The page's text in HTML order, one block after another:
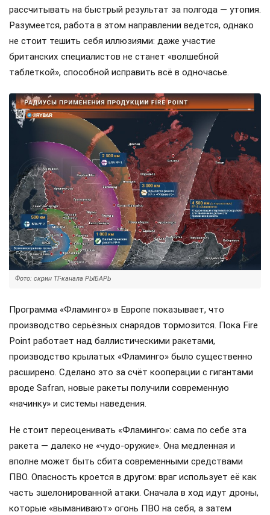
рассчитывать на быстрый результат за полгода — утопия.
Разумеется, работа в этом направлении ведется, однако
не стоит тешить себя иллюзиями: даже участие
британских специалистов не станет «волшебной
таблеткой», способной исправить всё в одночасье.
Фото: скрин ТГ-канала РЫБАРЬ
Программа «Фламинго» в Европе показывает, что
производство серьёзных снарядов тормозится. Пока Fire
Point работает над баллистическими ракетами,
производство крылатых «Фламинго» было существенно
расширено. Сделано это за счёт кооперации с гигантами
вроде Safran, новые ракеты получили современную
«начинку» и системы наведения.
Не стоит переоценивать «Фламинго»: сама по себе эта
ракета — далеко не «чудо-оружие». Она медленная и
вполне может быть сбита современными средствами
ПВО. Опасность кроется в другом: враг использует её как
часть эшелонированной атаки. Сначала в ход идут дроны,
которые «выманивают» огонь ПВО на себя, а затем